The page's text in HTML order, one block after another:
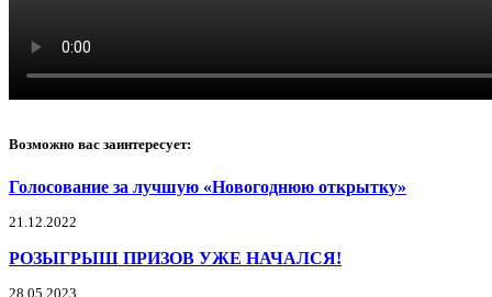
Возможно вас заинтересует:
Голосование за лучшую «Новогоднюю открытку»
21.12.2022
РОЗЫГРЫШ ПРИЗОВ УЖЕ НАЧАЛСЯ!